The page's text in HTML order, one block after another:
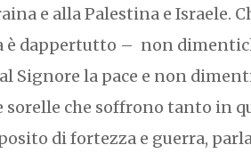
e alla Palestina e Israele.
è dappertutto – non
Signore la pace e non
che soffrono tanto in
di fortezza e guerra,